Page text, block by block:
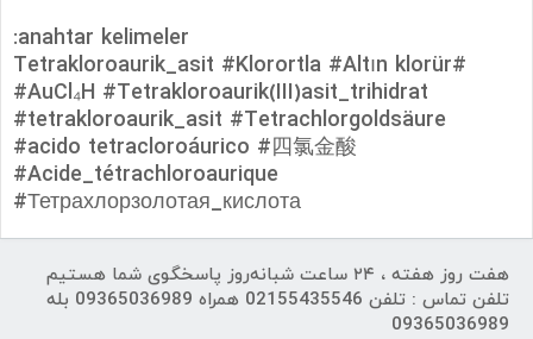
anahtar kelimeler:
#Tetrakloroaurik_asit #Klorortla #Altın klorür
#AuCl₄H #Tetrakloroaurik(III)asit_trihidrat
#tetrakloroaurik_asit #Tetrachlorgoldsäure
#acido tetracloroáurico #四氯金酸
#Acide_tétrachloroaurique
#Тетрахлорзолотая_кислота
هفت روز هفته ، ۲۴ ساعت شبانه‌روز پاسخگوی شما هستیم
تلفن تماس : تلفن 02155435546 همراه 09365036989 بله
09365036989